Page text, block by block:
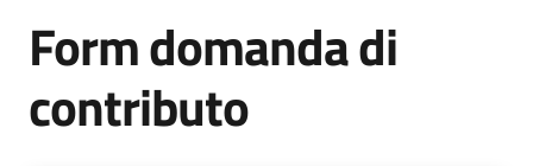
Servizi
Form domanda di
contributo